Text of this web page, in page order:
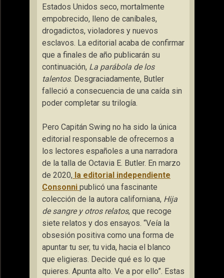
Estados Unidos seco, mortalmente
empobrecido, lleno de caníbales,
drogadictos, violadores y nuevos
esclavos. La editorial acaba de confirmar
que a finales de año publicarán su
continuación, La parábola de los
talentos. Desgraciadamente, Butler
falleció a consecuencia de una caída sin
poder completar su trilogía.
Pero Capitán Swing no ha sido la única
editorial responsable de ofrecernos a
los lectores españoles a una narradora
de la talla de Octavia E. Butler. En marzo
de 2020, la editorial independiente
Consonni publicó una fascinante
colección de la autora californiana, Hija
de sangre y otros relatos, que recoge
siete relatos y dos ensayos. “Veía la
obsesión positiva como una forma de
apuntar tu ser, tu vida, hacia el blanco
que eligieras. Decide qué es lo que
quieres. Apunta alto. Ve a por ello”. Estas